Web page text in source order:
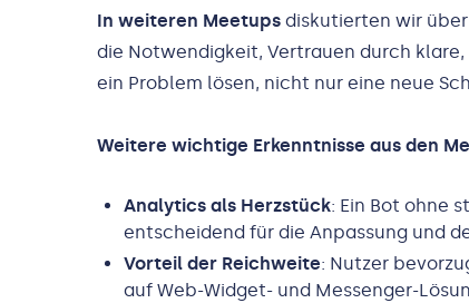
In weiteren Meetups diskutierten wir über
die Notwendigkeit, Vertrauen durch
ein Problem lösen, nicht nur eine neue
Weitere wichtige Erkenntnisse aus den
Analytics als Herzstück: Ein Bot ohne
entscheidend für die Anpassung und
Vorteil der Reichweite: Nutzer
auf Web-Widget- und Messenger-